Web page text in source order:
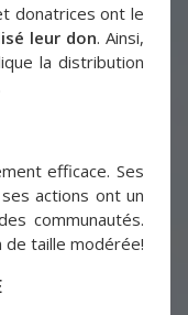
donatrices ont le
leur don. Ainsi,
la distribution
efficace. Ses
actions ont un
communautés.
de taille modérée!